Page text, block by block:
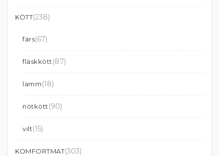
KÖTT(238)
färs(67)
fläskkött (87)
lamm(18)
nötkött (90)
vilt(15)
KOMFORTMAT(303)